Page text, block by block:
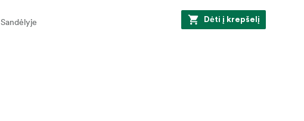
Sandėlyje Dėti į krepšelį